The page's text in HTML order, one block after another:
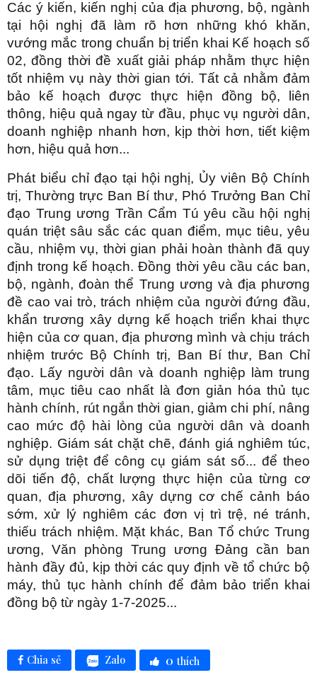
Các ý kiến, kiến nghị của địa phương, bộ, ngành
tại hội nghị đã làm rõ hơn những khó khăn,
vướng mắc trong chuẩn bị triển khai Kế hoạch số
02, đồng thời đề xuất giải pháp nhằm thực hiện
tốt nhiệm vụ này thời gian tới. Tất cả nhằm đảm
bảo kế hoạch được thực hiện đồng bộ, liên
thông, hiệu quả ngay từ đầu, phục vụ người dân,
doanh nghiệp nhanh hơn, kịp thời hơn, tiết kiệm
hơn, hiệu quả hơn...
Phát biểu chỉ đạo tại hội nghị, Ủy viên Bộ Chính
trị, Thường trực Ban Bí thư, Phó Trưởng Ban Chỉ
đạo Trung ương Trần Cẩm Tú yêu cầu hội nghị
quán triệt sâu sắc các quan điểm, mục tiêu, yêu
cầu, nhiệm vụ, thời gian phải hoàn thành đã quy
định trong kế hoạch. Đồng thời yêu cầu các ban,
bộ, ngành, đoàn thể Trung ương và địa phương
đề cao vai trò, trách nhiệm của người đứng đầu,
khẩn trương xây dựng kế hoạch triển khai thực
hiện của cơ quan, địa phương mình và chịu trách
nhiệm trước Bộ Chính trị, Ban Bí thư, Ban Chỉ
đạo. Lấy người dân và doanh nghiệp làm trung
tâm, mục tiêu cao nhất là đơn giản hóa thủ tục
hành chính, rút ngắn thời gian, giảm chi phí, nâng
cao mức độ hài lòng của người dân và doanh
nghiệp. Giám sát chặt chẽ, đánh giá nghiêm túc,
sử dụng triệt để công cụ giám sát số... để theo
dõi tiến độ, chất lượng thực hiện của từng cơ
quan, địa phương, xây dựng cơ chế cảnh báo
sớm, xử lý nghiêm các đơn vị trì trệ, né tránh,
thiếu trách nhiệm. Mặt khác, Ban Tổ chức Trung
ương, Văn phòng Trung ương Đảng cần ban
hành đầy đủ, kịp thời các quy định về tổ chức bộ
máy, thủ tục hành chính để đảm bảo triển khai
đồng bộ từ ngày 1-7-2025...
Chia sẻ Zalo 0 thích